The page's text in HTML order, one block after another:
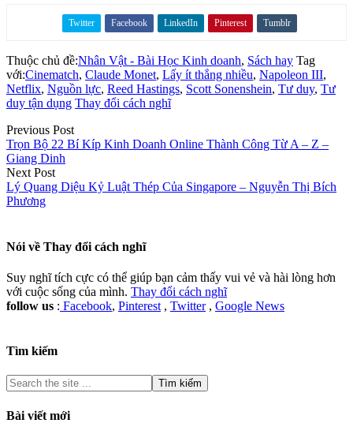
Twitter Facebook LinkedIn Pinterest Tumblr
Thuộc chủ đề:Nhân Vật - Bài Học Kinh doanh, Sách hay Tag
với:Cinematch, Claude Monet, Lấy ít thắng nhiều, Napoleon III,
Netflix, Nguồn lực, Reed Hastings, Scott Sonenshein, Tư duy, Tư
duy tận dụng Thay đổi cách nghĩ
Previous Post
Trọn Bộ 22 Bí Kíp Kinh Doanh Online Thành Công Từ A – Z –
Giang Dinh
Next Post
Lý Quang Diệu Kỷ Luật Thép Của Singapore – Nguyễn Thị Bích
Phương
Nói về Thay đổi cách nghĩ
Suy nghĩ tích cực có thể giúp bạn cảm thấy vui vẻ và hài lòng hơn
với cuộc sống của mình. Thay đổi cách nghĩ
follow us : Facebook, Pinterest , Twitter, Google News
Tìm kiếm
Bài viết mới